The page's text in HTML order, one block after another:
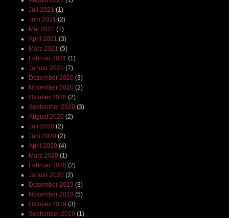
Juli 2021 (1)
Juni 2021 (2)
Mai 2021 (1)
April 2021 (3)
März 2021 (5)
Februar 2021 (1)
Januar 2021 (7)
Dezember 2020(3)
November 2020(2)
Oktober 2020(2)
September 2020(3)
August 2020(2)
Juli 2020(2)
Juni 2020(2)
April 2020(4)
März 2020(1)
Februar 2020(2)
Januar 2020(2)
Dezember 2019 (3)
November 2019 (5)
Oktober 2019 (3)
September 2019 (1)